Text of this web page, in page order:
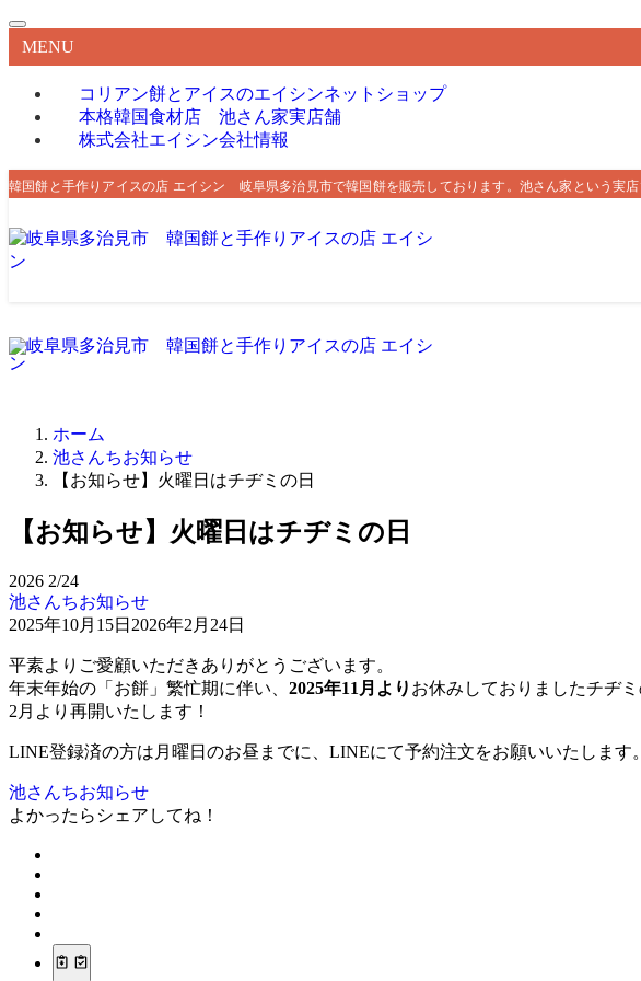
MENU
コリアン餅とアイスのエイシンネットショップ
本格韓国食材店 池さん家実店舗
株式会社エイシン会社情報
韓国餅と手作りアイスの店 エイシン 岐阜県多治見市で韓国餅を販売しております。池さん家という実店
ホーム
池さんちお知らせ
【お知らせ】火曜日はチヂミの日
【お知らせ】火曜日はチヂミの日
2026 2/24
池さんちお知らせ
2025年10月15日 2026年2月24日
平素よりご愛顧いただきありがとうございます。
年末年始の「お餅」繁忙期に伴い、 2025年11月より お休みしておりましたチヂ
2月より再開いたします！
LINE登録済の方は月曜日のお昼までに、LINEにて予約注文をお願いいたします。
池さんちお知らせ
よかったらシェアしてね！